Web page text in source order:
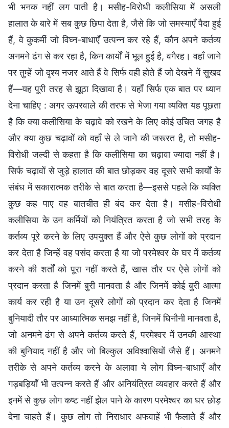
भी भनक नहीं लग पाती है। मसीह-विरोधी कलीसिया में असली
हालात के बारे में सब कुछ छिपा देता है, जैसे कि जो समस्याएँ पैदा हुई
हैं, वे कुकर्मी जो विघ्न-बाधाएँ उत्पन्न कर रहे हैं, कौन अपने कर्तव्य
अनमने ढंग से कर रहा है, किन कार्यों में भूल हुई है, वगैरह। वहाँ जाने
पर तुम्हें जो दृश्य नजर आते हैं वे सिर्फ वही होते हैं जो देखने में सुखद
हैं—यह पूरी तरह से झूठा दिखावा है। यहाँ सिर्फ एक बात पर ध्यान
देना चाहिए : अगर ऊपरवाले की तरफ से भेजा गया व्यक्ति यह पूछता
है कि क्या कलीसिया के चढ़ावे को रखने के लिए कोई उचित जगह है
और क्या कुछ चढ़ावों को वहाँ से ले जाने की जरूरत है, तो मसीह-
विरोधी जल्दी से कहता है कि कलीसिया का चढ़ावा ज्यादा नहीं है।
सिर्फ चढ़ावों से जुड़े हालात की बात छोड़कर वह दूसरे सभी कार्यों के
संबंध में सकारात्मक तरीके से बात करता है—इससे पहले कि व्यक्ति
कुछ कह पाए वह बातचीत ही बंद कर देता है। मसीह-विरोधी
कलीसिया के उन कर्मियों को नियंत्रित करता है जो सभी तरह के
कर्तव्य पूरे करने के लिए उपयुक्त हैं और ऐसे कुछ लोगों को प्रदान
कर देता है जिन्हें वह पसंद करता है या जो परमेश्वर के घर में कर्तव्य
करने की शर्तों को पूरा नहीं करते हैं, खास तौर पर ऐसे लोगों को
प्रदान करता है जिनमें बुरी मानवता है और जिनमें कोई बुरी आत्मा
कार्य कर रही है या उन दूसरे लोगों को प्रदान कर देता है जिनमें
बुनियादी तौर पर आध्यात्मिक समझ नहीं है, जिनमें घिनौनी मानवता है,
जो अनमने ढंग से अपने कर्तव्य करते हैं, परमेश्वर में उनकी आस्था
की बुनियाद नहीं है और जो बिल्कुल अविश्वासियों जैसे हैं। अनमने
तरीके से अपने कर्तव्य करने के अलावा ये लोग विघ्न-बाधाएँ और
गड़बड़ियाँ भी उत्पन्न करते हैं और अनियंत्रित व्यवहार करते हैं और
इनमें से कुछ लोग कष्ट नहीं झेल पाने के कारण परमेश्वर का घर छोड़
देना चाहते हैं। कुछ लोग तो निराधार अफवाहें भी फैलाते हैं और